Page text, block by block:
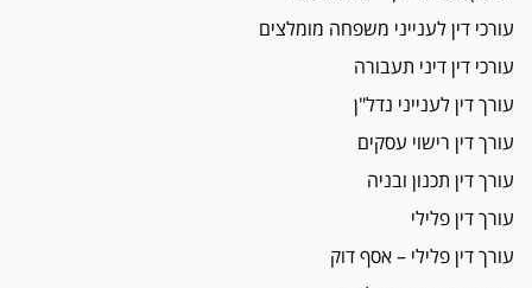
על המידתיות
ביה"ד המשמעתי ביטל השעיה לצמיתות של
עורכת-דין שהביעה שמחה ב-7 באוקטובר
אשם
עו"ד הלל בבייב הורשע בהונאת עשרות לקוחות,
ההסדר: 7-9 שנות מאסר
דין ומקרקעין
עורך דין ברמת השרון נחקר בחשד למרמה בעסקת
עורכי דין לענייני משפחה מומלצים
עורכי דין דיני תעבורה
עורך דין לענייני נדל"ן
עורך דין רישוי עסקים
עורך דין תכנון ובניה
עורך דין פלילי
עורך דין פלילי – אסף דוק